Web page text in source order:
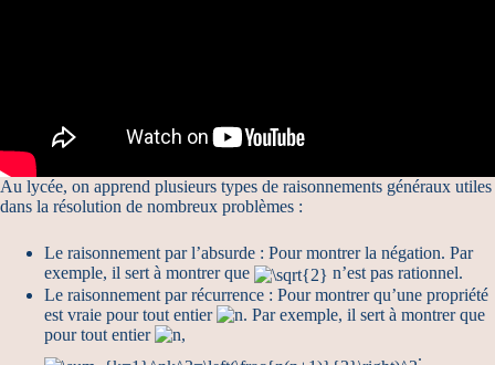
Au lycée, on apprend plusieurs types de raisonnements généraux utiles
dans la résolution de nombreux problèmes :
Le raisonnement par l’absurde : Pour montrer la négation. Par
exemple, il sert à montrer que
n’est pas rationnel.
Le raisonnement par récurrence : Pour montrer qu’une propriété
est vraie pour tout entier
. Par exemple, il sert à montrer que
pour tout entier
,
.